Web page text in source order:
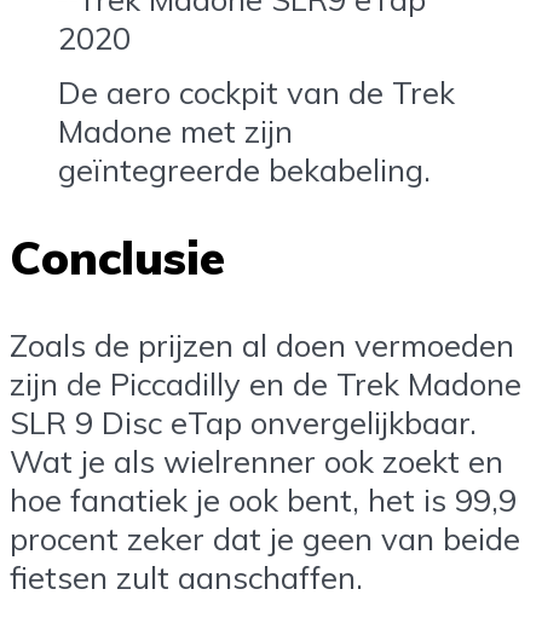
De aero cockpit van de Trek
Madone met zijn
geïntegreerde bekabeling.
Conclusie
Zoals de prijzen al doen vermoeden
zijn de Piccadilly en de Trek Madone
SLR 9 Disc eTap onvergelijkbaar.
Wat je als wielrenner ook zoekt en
hoe fanatiek je ook bent, het is 99,9
procent zeker dat je geen van beide
fietsen zult aanschaffen.